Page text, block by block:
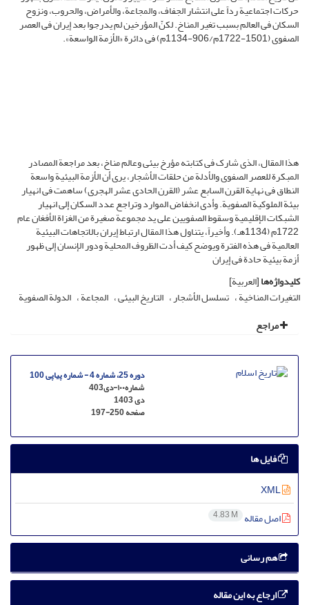
حرکات اجتماعیة رداً على انتشار الجفاف، والمجاعة، والأمراض، والحروب، ونزوح
السکان فی العالم بسبب تغیر المناخ. لکنّ المؤرخین لم یدرجوا بعد إیران فی العصر
الصفوی (1501-1722م/906-1134م) فی دائرة «الأزمة الواسعة».
هذا المقال، الذی شارک فی کتابته مؤرخ بیئی وعالم مناخ، بعد مراجعة المصادر
المبکرة للعصر الصفوی والأدلة من حلقات الأشجار، یرى أن الأزمة البیئیة واسعة
النطاق فی نهایة القرن السابع عشر (القرن الحادی عشر الهجری) ساهمت فی انهیار
بیئة الملوکیة الصفویة. وأدى انخفاض الموارد وتراجع عدد السکان إلى انهیار
الشبکات الإقلیمیة وسقوط الصفویین على ید مجموعة صغیرة من الغزاة الأفغان عام
1722م (1134هـ). وأخیراً، یتناول هذا المقال ارتباط إیران بالاتجاهات البیئیة
العالمیة فی هذه الفترة ویوضح کیف أدت الظروف المحلیة ودور الإنسان إلى ظهور
أزمة بیئیة حادة فی إیران
کلیدواژه‌ها[العربیة]
التغیرات المناخیة تسلسل الأشجار التاریخ البیئی المجاعة الدولة الصفویة
مراجع
دوره 25، شماره 4 - شماره پیاپی 100
شماره۱۰۰-دی403
دی 1403
صفحه197-250
فایل ها
اصل مقاله 4.83 M
هم رسانی
ارجاع به این مقاله